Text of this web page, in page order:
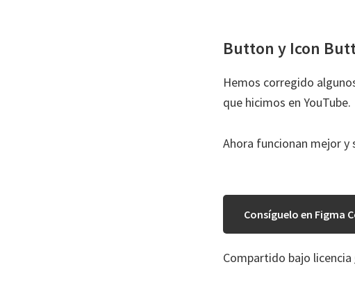
Button y Icon
Hemos corregido
que hicimos en YouTube.
Ahora funcionan mejor y
Consíguelo en Figma
Compartido bajo licencia